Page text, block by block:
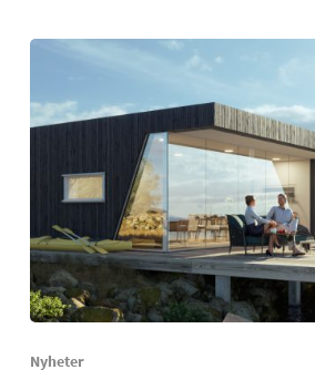
Nyheter